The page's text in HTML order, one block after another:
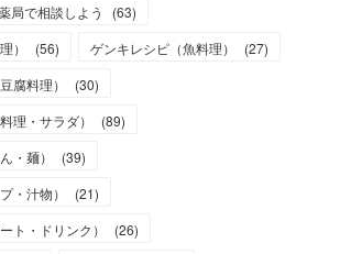
局で相談しよう (63)
）
(56) ゲンキレシピ（魚料理） (27)
腐料理）
(30)
理・サラダ）
(89)
・麺）
(39)
・汁物）
(21)
ト・ドリンク）
(26)